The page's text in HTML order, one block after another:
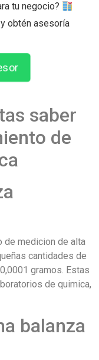
tu negocio?
obtén asesoría
saber
de
de medicion de alta
cantidades de
gramos. Estas
de quimica,
balanza